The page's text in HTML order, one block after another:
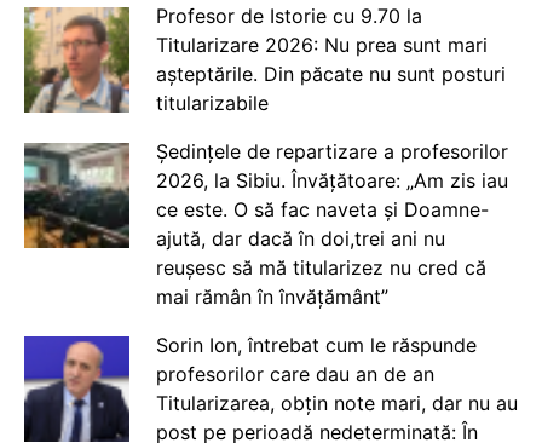
Profesor de Istorie cu 9.70 la
Titularizare 2026: Nu prea sunt mari
așteptările. Din păcate nu sunt posturi
titularizabile
Ședințele de repartizare a profesorilor
2026, la Sibiu. Învățătoare: „Am zis iau
ce este. O să fac naveta și Doamne-
ajută, dar dacă în doi,trei ani nu
reușesc să mă titularizez nu cred că
mai rămân în învățământ”
Sorin Ion, întrebat cum le răspunde
profesorilor care dau an de an
Titularizarea, obțin note mari, dar nu au
post pe perioadă nedeterminată: În